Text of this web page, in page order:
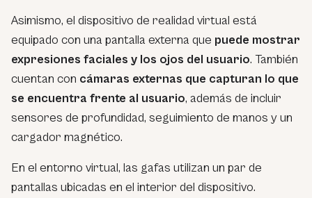
Asimismo, el dispositivo de realidad virtual está
equipado con una pantalla externa que puede mostrar
expresiones faciales y los ojos del usuario. También
cuentan con cámaras externas que capturan lo que
se encuentra frente al usuario, además de incluir
sensores de profundidad, seguimiento de manos y un
cargador magnético.
En el entorno virtual, las gafas utilizan un par de
pantallas ubicadas en el interior del dispositivo.